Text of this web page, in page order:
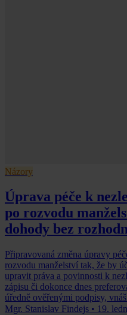
Názory
Úprava péče k
po rozvodu
dohody bez
Připravovaná změna úpravy
rozvodu manželství tak, že by
upravit práva a povinnosti k
zápisu či dokonce dnes
úředně ověřenými podpisy,
Mgr. Stanislav Findejs • 19.